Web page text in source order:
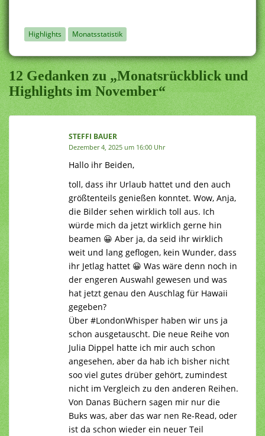
Highlights Monatsstatistik
12 Gedanken zu „Monatsrückblick und
Highlights im November“
STEFFI BAUER
Dezember 4, 2025 um 16:00 Uhr
Hallo ihr Beiden,
toll, dass ihr Urlaub hattet und den auch
größtenteils genießen konntet. Wow, Anja,
die Bilder sehen wirklich toll aus. Ich
würde mich da jetzt wirklich gerne hin
beamen 😀 Aber ja, da seid ihr wirklich
weit und lang geflogen, kein Wunder, dass
ihr Jetlag hattet 😀 Was wäre denn noch in
der engeren Auswahl gewesen und was
hat jetzt genau den Auschlag für Hawaii
gegeben?
Über #LondonWhisper haben wir uns ja
schon ausgetauscht. Die neue Reihe von
Julia Dippel hatte ich mir auch schon
angesehen, aber da hab ich bisher nicht
soo viel gutes drüber gehört, zumindest
nicht im Vergleich zu den anderen Reihen.
Von Danas Büchern sagen mir nur die
Buks was, aber das war nen Re-Read, oder
ist da schon wieder ein neuer Teil